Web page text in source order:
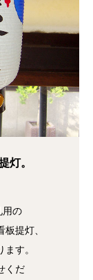
灯。
用の
提灯、
す。
くだ